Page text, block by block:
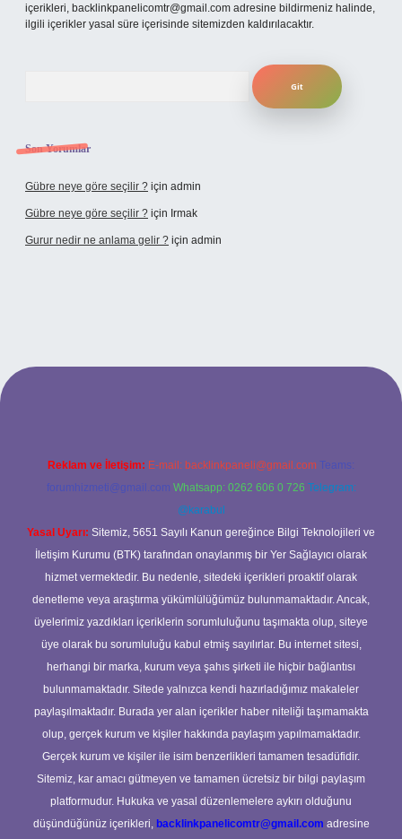
içerikleri, backlinkpanelicomtr@gmail.com adresine bildirmeniz halinde,
ilgili içerikler yasal süre içerisinde sitemizden kaldırılacaktır.
Son Yorumlar
Gübre neye göre seçilir ? için admin
Gübre neye göre seçilir ? için Irmak
Gurur nedir ne anlama gelir ? için admin
yeni giriş adresi
Reklam ve İletişim: E-mail: backlinkpaneli@gmail.com Teams:
forumhizmeti@gmail.com Whatsapp: 0262 606 0 726 Telegram:
@karabul
Yasal Uyarı: Sitemiz, 5651 Sayılı Kanun gereğince Bilgi Teknolojileri ve
İletişim Kurumu (BTK) tarafından onaylanmış bir Yer Sağlayıcı olarak
hizmet vermektedir. Bu nedenle, sitedeki içerikleri proaktif olarak
denetleme veya araştırma yükümlülüğümüz bulunmamaktadır. Ancak,
üyelerimiz yazdıkları içeriklerin sorumluluğunu taşımakta olup, siteye
üye olarak bu sorumluluğu kabul etmiş sayılırlar. Bu internet sitesi,
herhangi bir marka, kurum veya şahıs şirketi ile hiçbir bağlantısı
bulunmamaktadır. Sitede yalnızca kendi hazırladığımız makaleler
paylaşılmaktadır. Burada yer alan içerikler haber niteliği taşımamakta
olup, gerçek kurum ve kişiler hakkında paylaşım yapılmamaktadır.
Gerçek kurum ve kişiler ile isim benzerlikleri tamamen tesadüfidir.
Sitemiz, kar amacı gütmeyen ve tamamen ücretsiz bir bilgi paylaşım
platformudur. Hukuka ve yasal düzenlemelere aykırı olduğunu
düşündüğünüz içerikleri, backlinkpanelicomtr@gmail.com adresine